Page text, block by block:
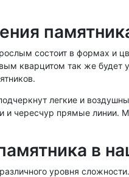
состоит в формах и
кварцитом так же будет
легкие и
и чересчур прямые линии.
в
уровня